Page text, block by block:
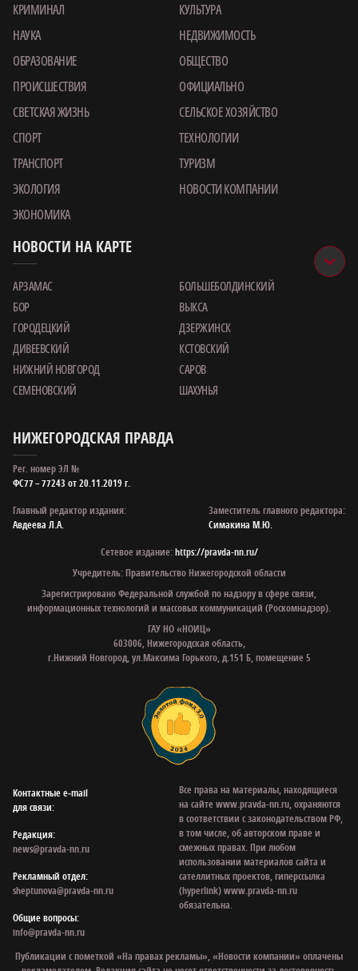
КРИМИНАЛ
КУЛЬТУРА
НАУКА
НЕДВИЖИМОСТЬ
ОБРАЗОВАНИЕ
ОБЩЕСТВО
ПРОИСШЕСТВИЯ
ОФИЦИАЛЬНО
СВЕТСКАЯ ЖИЗНЬ
СЕЛЬСКОЕ ХОЗЯЙСТВО
СПОРТ
ТЕХНОЛОГИИ
ТРАНСПОРТ
ТУРИЗМ
ЭКОЛОГИЯ
НОВОСТИ КОМПАНИИ
ЭКОНОМИКА
НОВОСТИ НА КАРТЕ
АРЗАМАС
БОЛЬШЕБОЛДИНСКИЙ
БОР
ВЫКСА
ГОРОДЕЦКИЙ
ДЗЕРЖИНСК
ДИВЕЕВСКИЙ
КСТОВСКИЙ
НИЖНИЙ НОВГОРОД
САРОВ
СЕМЕНОВСКИЙ
ШАХУНЬЯ
НИЖЕГОРОДСКАЯ ПРАВДА
Рег. номер ЭЛ №
ФС77 – 77243 от 20.11.2019 г.
Главный редактор издания:
Авдеева Л.А.
Заместитель главного редактора:
Симакина М.Ю.
Сетевое издание:https://pravda-nn.ru/
Учредитель: Правительство Нижегородской области
Зарегистрировано Федеральной службой по надзору в сфере связи,
информационных технологий и массовых коммуникаций (Роскомнадзор).
ГАУ НО «НОИЦ»
603006, Нижегородская область,
г.Нижний Новгород, ул.Максима Горького, д.151 Б, помещение 5
Контактные e‑mail
для связи:
Редакция:
news@pravda-nn.ru
Рекламный отдел:
sheptunova@pravda-nn.ru
Общие вопросы:
info@pravda-nn.ru
Все права на материалы, находящиеся
на сайте www.pravda-nn.ru, охраняются
в соответствии с законодательством РФ,
в том числе, об авторском праве и
смежных правах. При любом
использовании материалов сайта и
сателлитных проектов, гиперссылка
(hyperlink) www.pravda-nn.ru
обязательна.
Публикации с пометкой «На правах рекламы», «Новости компании» оплачены